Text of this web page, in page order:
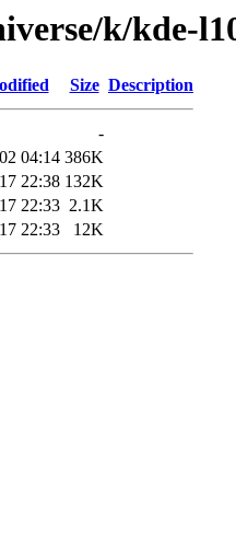
k/kde-
Size Description
-
04:14 386K
22:38 132K
22:33 2.1K
22:33 12K